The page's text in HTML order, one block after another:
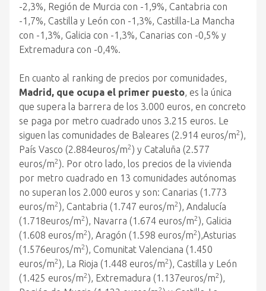
-2,3%, Región de Murcia con -1,9%, Cantabria con
-1,7%, Castilla y León con -1,3%, Castilla-La Mancha
con -1,3%, Galicia con -1,3%, Canarias con -0,5% y
Extremadura con -0,4%.
En cuanto al ranking de precios por comunidades,
Madrid, que ocupa el primer puesto, es la única
que supera la barrera de los 3.000 euros, en concreto
se paga por metro cuadrado unos 3.215 euros. Le
siguen las comunidades de Baleares (2.914 euros/m2),
País Vasco (2.884euros/m2) y Cataluña (2.577
euros/m2). Por otro lado, los precios de la vivienda
por metro cuadrado en 13 comunidades autónomas
no superan los 2.000 euros y son: Canarias (1.773
euros/m2), Cantabria (1.747 euros/m2), Andalucía
(1.718euros/m2), Navarra (1.674 euros/m2), Galicia
(1.608 euros/m2), Aragón (1.598 euros/m2),Asturias
(1.576euros/m2), Comunitat Valenciana (1.450
euros/m2), La Rioja (1.448 euros/m2), Castilla y León
(1.425 euros/m2), Extremadura (1.137euros/m2),